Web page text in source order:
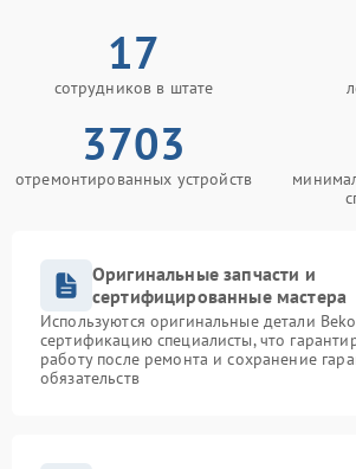
17
сотрудников в штате
3703
отремонтированных устройств
Оригинальные запчасти и
сертифицированные мастера
Используются оригинальные детали
сертификацию специалисты, что
работу после ремонта и сохранение
обязательств